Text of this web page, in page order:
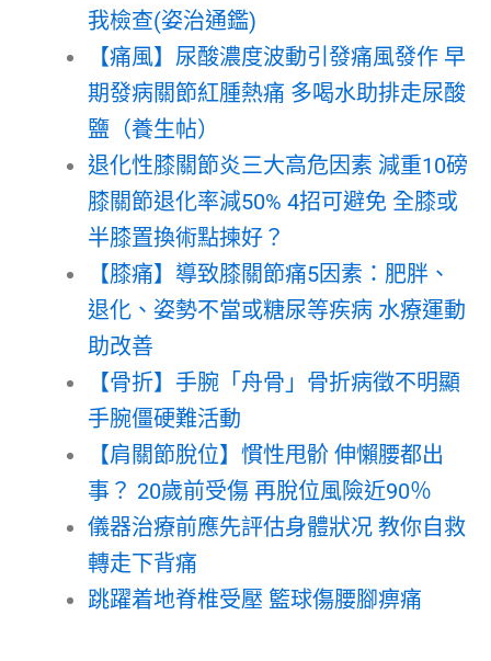
我檢查(姿治通鑑)
【痛風】尿酸濃度波動引發痛風發作 早
期發病關節紅腫熱痛 多喝水助排走尿酸
鹽（養生帖）
退化性膝關節炎三大高危因素 減重10磅
膝關節退化率減50% 4招可避免 全膝或
半膝置換術點揀好？
【膝痛】導致膝關節痛5因素：肥胖、
退化、姿勢不當或糖尿等疾病 水療運動
助改善
【骨折】手腕「舟骨」骨折病徵不明顯
手腕僵硬難活動
【肩關節脫位】慣性甩骱 伸懶腰都出
事？ 20歲前受傷 再脫位風險近90％
儀器治療前應先評估身體狀况 教你自救
轉走下背痛
跳躍着地脊椎受壓 籃球傷腰腳痹痛